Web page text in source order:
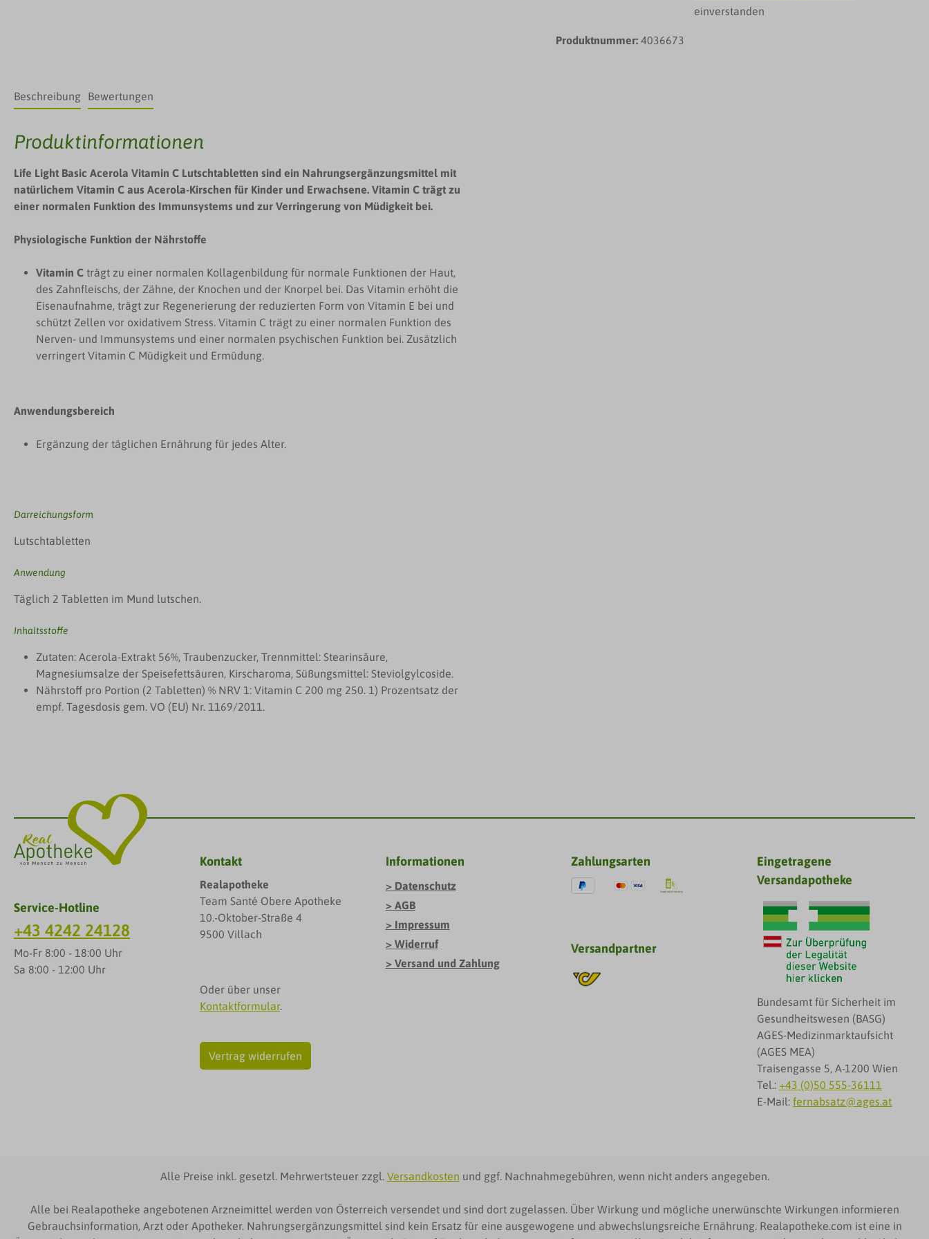
einverstanden
Produktnummer: 4036673
Beschreibung Bewertungen
Produktinformationen
Life Light Basic Acerola Vitamin C Lutschtabletten sind ein Nahrungsergänzungsmittel mit
natürlichem Vitamin C aus Acerola-Kirschen für Kinder und Erwachsene. Vitamin C trägt zu
einer normalen Funktion des Immunsystems und zur Verringerung von Müdigkeit bei.
Physiologische Funktion der Nährstoffe
Vitamin C trägt zu einer normalen Kollagenbildung für normale Funktionen der Haut,
des Zahnfleischs, der Zähne, der Knochen und der Knorpel bei. Das Vitamin erhöht die
Eisenaufnahme, trägt zur Regenerierung der reduzierten Form von Vitamin E bei und
schützt Zellen vor oxidativem Stress. Vitamin C trägt zu einer normalen Funktion des
Nerven- und Immunsystems und einer normalen psychischen Funktion bei. Zusätzlich
verringert Vitamin C Müdigkeit und Ermüdung.
Anwendungsbereich
Ergänzung der täglichen Ernährung für jedes Alter.
Darreichungsform
Lutschtabletten
Anwendung
Täglich 2 Tabletten im Mund lutschen.
Inhaltsstoffe
Zutaten: Acerola-Extrakt 56%, Traubenzucker, Trennmittel: Stearinsäure,
Magnesiumsalze der Speisefettsäuren, Kirscharoma, Süßungsmittel: Steviolgylcoside.
Nährstoff pro Portion (2 Tabletten) % NRV 1: Vitamin C 200 mg 250. 1) Prozentsatz der
empf. Tagesdosis gem. VO (EU) Nr. 1169/2011.
Service-Hotline
+43 4242 24128
Mo-Fr 8:00 - 18:00 Uhr
Sa 8:00 - 12:00 Uhr
Kontakt
Realapotheke
Team Santé Obere Apotheke
10.-Oktober-Straße 4
9500 Villach
Oder über unser
Kontaktformular.
Vertrag widerrufen
Informationen
Datenschutz
AGB
Impressum
Widerruf
Versand und Zahlung
Zahlungsarten
Versandpartner
Eingetragene
Versandapotheke
Bundesamt für Sicherheit im
Gesundheitswesen (BASG)
AGES-Medizinmarktaufsicht
(AGES MEA)
Traisengasse 5, A-1200 Wien
Tel.:+43 (0)50 555-36111
E-Mail:fernabsatz@ages.at
Alle Preise inkl. gesetzl. Mehrwertsteuer zzgl. Versandkosten und ggf. Nachnahmegebühren, wenn nicht anders angegeben.
Alle bei Realapotheke angebotenen Arzneimittel werden von Österreich versendet und sind dort zugelassen. Über Wirkung und mögliche unerwünschte Wirkungen informieren
Gebrauchsinformation, Arzt oder Apotheker. Nahrungsergänzungsmittel sind kein Ersatz für eine ausgewogene und abwechslungsreiche Ernährung. Realapotheke.com ist eine in